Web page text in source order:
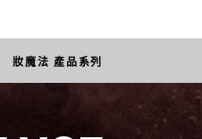
妝魔法 產品系列